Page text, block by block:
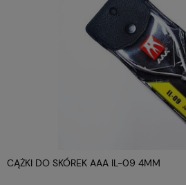
CĄŻKI DO SKÓREK AAA IL-09 4MM